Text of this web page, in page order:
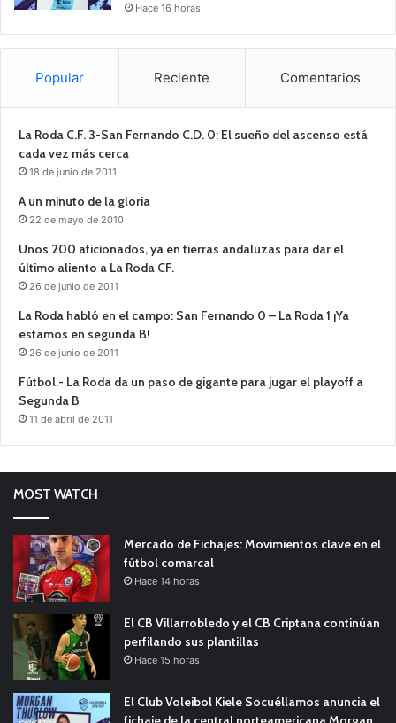
Hace 16 horas
Popular Reciente Comentarios
La Roda C.F. 3-San Fernando C.D. 0: El sueño del ascenso está
cada vez más cerca
18 de junio de 2011
A un minuto de la gloria
22 de mayo de 2010
Unos 200 aficionados, ya en tierras andaluzas para dar el
último aliento a La Roda CF.
26 de junio de 2011
La Roda habló en el campo: San Fernando 0 – La Roda 1 ¡Ya
estamos en segunda B!
26 de junio de 2011
Fútbol.- La Roda da un paso de gigante para jugar el playoff a
Segunda B
11 de abril de 2011
MOST WATCH
Mercado de Fichajes: Movimientos clave en el
fútbol comarcal
Hace 14 horas
El CB Villarrobledo y el CB Criptana continúan
perfilando sus plantillas
Hace 15 horas
El Club Voleibol Kiele Socuéllamos anuncia el